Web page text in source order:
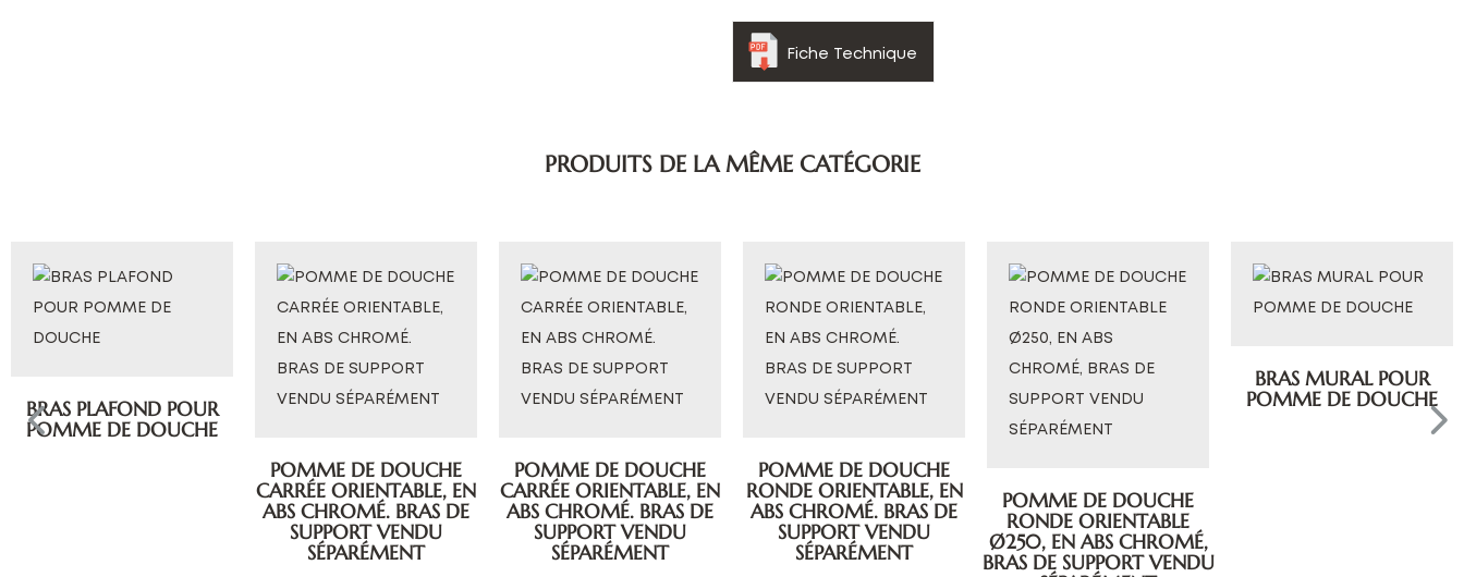
Fiche Technique
PRODUITS DE LA MÊME CATÉGORIE
POMME DE DOUCHE
CARRÉE ORIENTABLE, EN
ABS CHROMÉ. BRAS DE
SUPPORT VENDU
SÉPARÉMENT
POMME DE DOUCHE
RONDE ORIENTABLE, EN
ABS CHROMÉ. BRAS DE
SUPPORT VENDU
SÉPARÉMENT
POMME DE DOUCHE
RONDE ORIENTABLE
Ø250, EN ABS CHROMÉ,
BRAS DE SUPPORT VENDU
BRAS MURAL POUR
POMME DE DOUCHE